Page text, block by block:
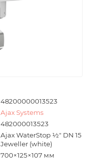
48200000013523
Ajax Systems
482000013523
Ajax WaterStop ½" DN 15
Jeweller (white)
700×125×107 мм